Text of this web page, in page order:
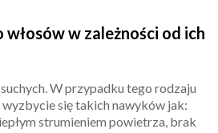
włosów w zależności od ich
W przypadku tego rodzaju
wyzbycie się takich nawyków jak:
strumieniem powietrza, brak